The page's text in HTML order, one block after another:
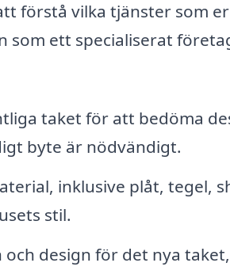
förstå vilka tjänster som
som ett specialiserat
taket för att bedöma
byte är nödvändigt.
inklusive plåt, tegel,
stil.
design för det nya taket,